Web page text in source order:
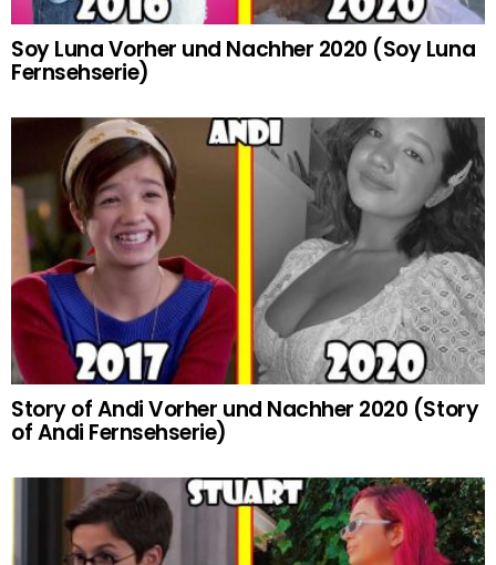
Soy Luna Vorher und Nachher 2020 (Soy Luna
Fernsehserie)
Story of Andi Vorher und Nachher 2020 (Story
of Andi Fernsehserie)